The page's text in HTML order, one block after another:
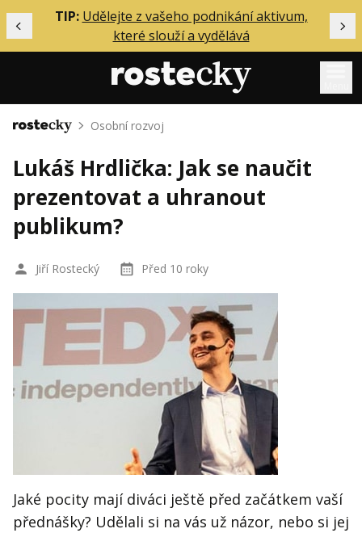
Předchozí
TIP: Udělejte z vašeho podnikání aktivum,
které slouží a vydělává
Mentoring
Podcasty
Solo
Akce
O mně
Přihlášení
Kontakt
Obchodní podmínky
Domů Osobní rozvoj
Lukáš Hrdlička: Jak se naučit
prezentovat a uhranout
publikum?
Jiří Rostecký Před 10 roky
Jaké pocity mají diváci ještě před začátkem vaší
přednášky? Udělali si na vás už názor, nebo si jej